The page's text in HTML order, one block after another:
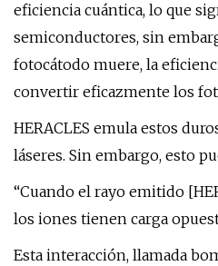
eficiencia cuántica, lo que
semiconductores, sin
fotocátodo muere, la
convertir eficazmente los
HERACLES emula estos
láseres. Sin embargo, esto
“Cuando el rayo emitido
los iones tienen carga
Esta interacción, llamada